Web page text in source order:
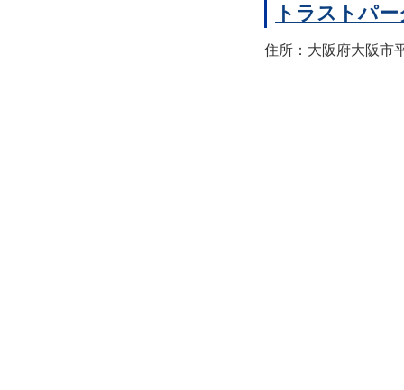
トラストパ
住所：大阪府大阪市